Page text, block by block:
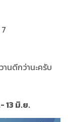
านดีกว่านะครับ
13 มิ.ย.